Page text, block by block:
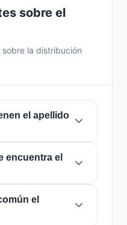
sobre el
la distribución
el apellido
6.728
1
en el mundo lleva
presente en
encuentra el
en
como un
el